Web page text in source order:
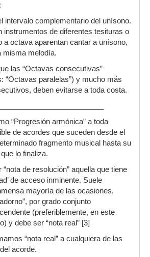
intervalo complementario del unísono.
instrumentos de diferentes tesituras o
a octava aparentan cantar a unísono,
misma melodía.
las “Octavas consecutivas”
“Octavas paralelas”) y mucho más
deben evitarse a toda costa.
“Progresión armónica” a toda
de acordes que suceden desde el
fragmento musical hasta su
lo finaliza.
de resolución” aquella que tiene
de acceso inminente. Suele
mayoría de las ocasiones,
por grado conjunto
(preferiblemente, en este
y debe ser “nota real” [3]
“nota real” a cualquiera de las
acorde.